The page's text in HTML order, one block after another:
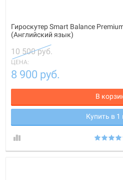
Гироскутер Smart Balance
(Английский язык)
10 500 руб.
ЦЕНА:
8 900 руб.
В
Купить в 1